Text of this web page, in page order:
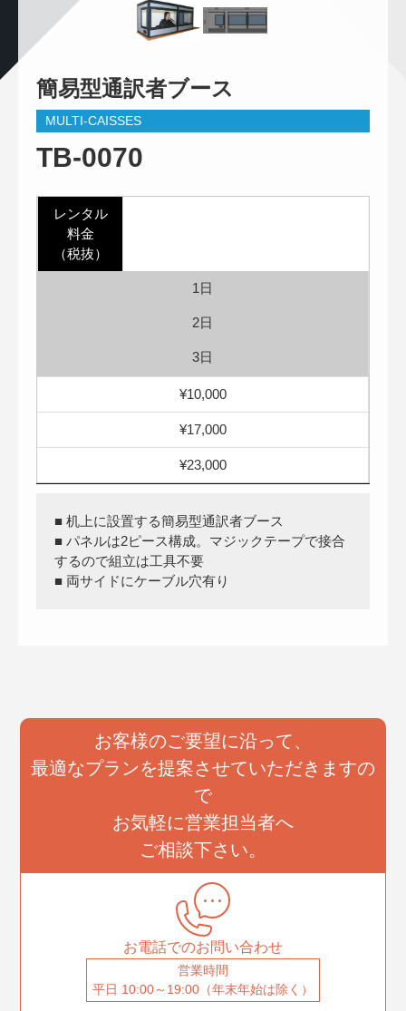
簡易型通訳者ブース
MULTI-CAISSES
TB-0070
レンタル
料金
（税抜）
1日
2日
3日
¥10,000
¥17,000
¥23,000
■ 机上に設置する簡易型通訳者ブース
■ パネルは2ピース構成。マジックテープで接合
するので組立は工具不要
■ 両サイドにケーブル穴有り
お客様のご要望に沿って、
最適なプランを提案させていただきますの
で
お気軽に営業担当者へ
ご相談下さい。
お電話でのお問い合わせ
営業時間
平日 10:00～19:00（年末年始は除く）